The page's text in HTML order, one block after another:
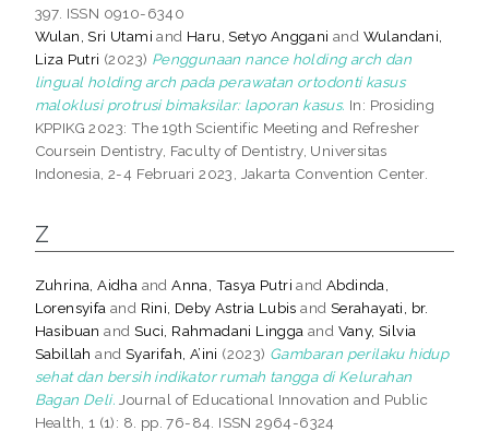
397. ISSN 0910-6340
Wulan, Sri Utami and Haru, Setyo Anggani and Wulandani,
Liza Putri (2023) Penggunaan nance holding arch dan
lingual holding arch pada perawatan ortodonti kasus
maloklusi protrusi bimaksilar: laporan kasus. In: Prosiding
KPPIKG 2023: The 19th Scientific Meeting and Refresher
Coursein Dentistry, Faculty of Dentistry, Universitas
Indonesia, 2-4 Februari 2023, Jakarta Convention Center.
Z
Zuhrina, Aidha andAnna, Tasya Putri andAbdinda,
Lorensyifa and Rini, Deby Astria Lubis and Serahayati, br.
Hasibuan and Suci, Rahmadani Lingga and Vany, Silvia
Sabillah and Syarifah, A’ini (2023) Gambaran perilaku hidup
sehat dan bersih indikator rumah tangga di Kelurahan
Bagan Deli. Journal of Educational Innovation and Public
Health, 1 (1): 8. pp. 76-84. ISSN 2964-6324